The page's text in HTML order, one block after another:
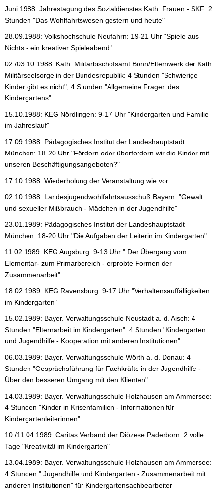
Juni 1988: Jahrestagung des Sozialdienstes Kath. Frauen - SKF: 2
Stunden "Das Wohlfahrtswesen gestern und heute"
28.09.1988: Volkshochschule Neufahrn: 19-21 Uhr "Spiele aus
Nichts - ein kreativer Spieleabend"
02./03.10.1988: Kath. Militärbischofsamt Bonn/Elternwerk der Kath.
Militärseelsorge in der Bundesrepublik: 4 Stunden "Schwierige
Kinder gibt es nicht", 4 Stunden "Allgemeine Fragen des
Kindergartens"
15.10.1988: KEG Nördlingen: 9-17 Uhr "Kindergarten und Familie
im Jahreslauf"
17.09.1988: Pädagogisches Institut der Landeshauptstadt
München: 18-20 Uhr "Fördern oder überfordern wir die Kinder mit
unseren Beschäftigungsangeboten?"
17.10.1988: Wiederholung der Veranstaltung wie vor
02.10.1988: Landesjugendwohlfahrtsausschuß Bayern: "Gewalt
und sexueller Mißbrauch - Mädchen in der Jugendhilfe"
23.01.1989: Pädagogisches Institut der Landeshauptstadt
München: 18-20 Uhr "Die Aufgaben der Leiterin im Kindergarten"
11.02.1989: KEG Augsburg: 9-13 Uhr " Der Übergang vom
Elementar- zum Primarbereich - erprobte Formen der
Zusammenarbeit"
18.02.1989: KEG Ravensburg: 9-17 Uhr "Verhaltensauffälligkeiten
im Kindergarten"
15.02.1989: Bayer. Verwaltungsschule Neustadt a. d. Aisch: 4
Stunden "Elternarbeit im Kindergarten": 4 Stunden "Kindergarten
und Jugendhilfe - Kooperation mit anderen Institutionen"
06.03.1989: Bayer. Verwaltungsschule Wörth a. d. Donau: 4
Stunden "Gesprächsführung für Fachkräfte in der Jugendhilfe -
Über den besseren Umgang mit den Klienten"
14.03.1989: Bayer. Verwaltungsschule Holzhausen am Ammersee:
4 Stunden "Kinder in Krisenfamilien - Informationen für
Kindergartenleiterinnen"
10./11.04.1989: Caritas Verband der Diözese Paderborn: 2 volle
Tage "Kreativität im Kindergarten"
13.04.1989: Bayer. Verwaltungsschule Holzhausen am Ammersee:
4 Stunden " Jugendhilfe und Kindergarten - Zusammenarbeit mit
anderen Institutionen" für Kindergartensachbearbeiter